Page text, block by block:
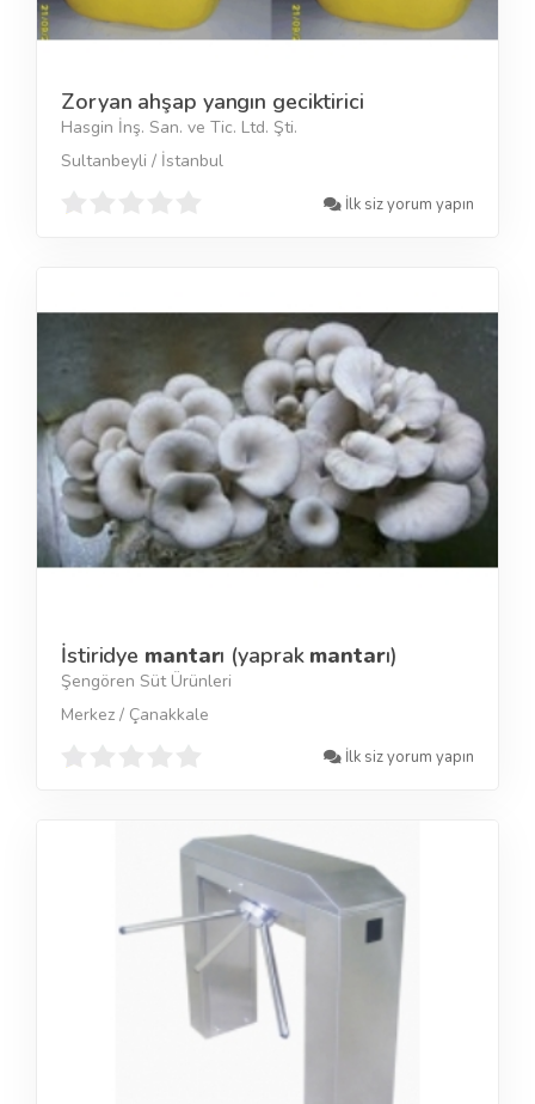
Zoryan ahşap yangın geciktirici
Hasgin İnş. San. ve Tic. Ltd. Şti.
Sultanbeyli / İstanbul
İlk siz yorum yapın
İstiridye mantarı (yaprak mantarı)
Şengören Süt Ürünleri
Merkez / Çanakkale
İlk siz yorum yapın